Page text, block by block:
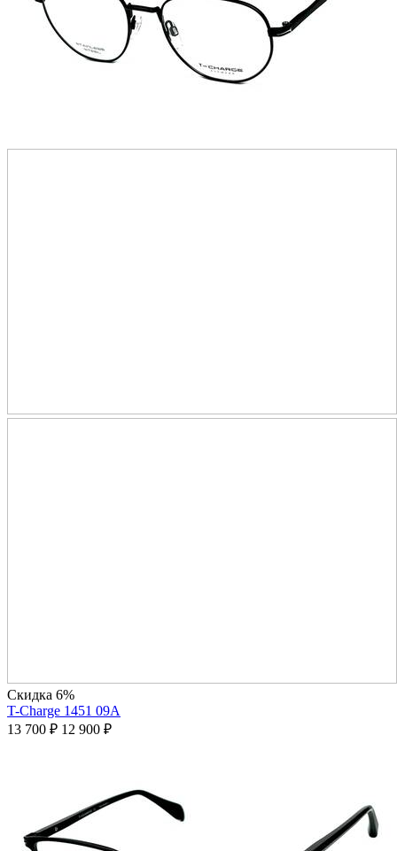
Скидка 6%
T-Charge 1451 09A
13 700 ₽ 12 900 ₽